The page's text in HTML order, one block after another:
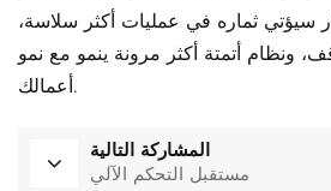
سيؤتي ثماره في عمليات أكثر سلاسة،
ونظام أتمتة أكثر مرونة ينمو مع نمو
أعمالك.
المشاركة التالية
مستقبل التحكم الآلي